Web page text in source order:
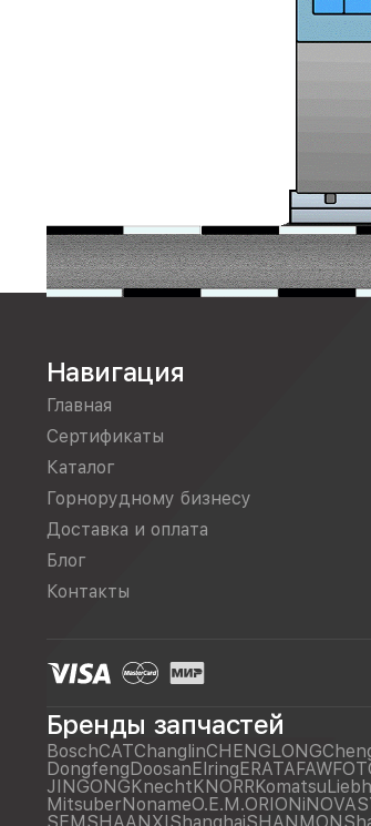
Навигация
Главная
Сертификаты
Каталог
Горнорудному бизнесу
Доставка и оплата
Блог
Контакты
Бренды запчастей
BoschCATChanglinCHENGLONG
DongfengDoosanElringERATAFAW
JINGONGKnechtKNORRKomatsu
MitsuberNonameO.E.M.